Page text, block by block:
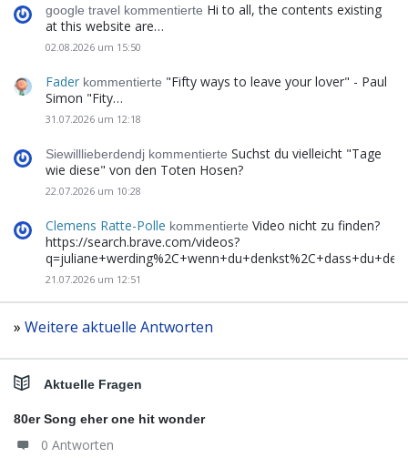
google travel kommentierte Hi to all, the contents existing
at this website are…
02.08.2026 um 15:50
Fader kommentierte "Fifty ways to leave your lover" - Paul
Simon "Fity…
31.07.2026 um 12:18
Siewilllieberdendj kommentierte Suchst du vielleicht "Tage
wie diese" von den Toten Hosen?
22.07.2026 um 10:28
Clemens Ratte-Polle kommentierte Video nicht zu finden?
https://search.brave.com/videos?
21.07.2026 um 12:51
» Weitere aktuelle Antworten
Aktuelle Fragen
80er Song eher one hit wonder
0 Antworten